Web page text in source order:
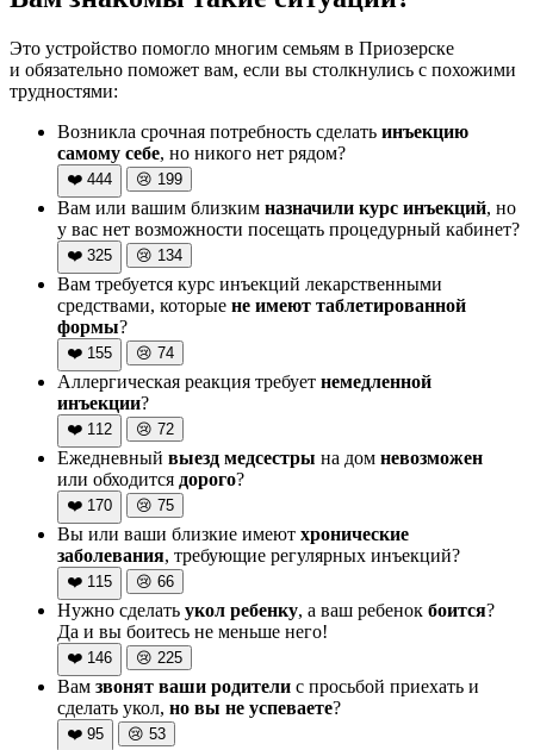
Это устройство помогло многим семьям в Приозерске
и обязательно поможет вам, если вы столкнулись с похожими
трудностями:
Возникла срочная потребность сделать инъекцию
самому себе, но никого нет рядом?
❤️ 444 😢 199
Вам или вашим близким назначили курс инъекций, но
у вас нет возможности посещать процедурный кабинет?
❤️ 325 😢 134
Вам требуется курс инъекций лекарственными
средствами, которые не имеют таблетированной
формы?
❤️ 155 😢 74
Аллергическая реакция требует немедленной
инъекции?
❤️ 112 😢 72
Ежедневный выезд медсестры на дом невозможен
или обходится дорого?
❤️ 170 😢 75
Вы или ваши близкие имеют хронические
заболевания, требующие регулярных инъекций?
❤️ 115 😢 66
Нужно сделать укол ребенку, а ваш ребенок боится?
Да и вы боитесь не меньше него!
❤️ 146 😢 225
Вам звонят ваши родители с просьбой приехать и
сделать укол, но вы не успеваете?
❤️ 95 😢 53